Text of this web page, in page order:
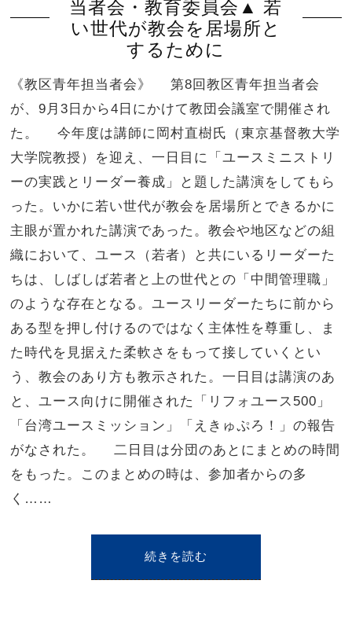
当者会・教育委員会▲ 若
い世代が教会を居場所と
するために
《教区青年担当者会》 第8回教区青年担当者会
が、9月3日から4日にかけて教団会議室で開催され
た。 今年度は講師に岡村直樹氏（東京基督教大学
大学院教授）を迎え、一日目に「ユースミニストリ
ーの実践とリーダー養成」と題した講演をしてもら
った。いかに若い世代が教会を居場所とできるかに
主眼が置かれた講演であった。教会や地区などの組
織において、ユース（若者）と共にいるリーダーた
ちは、しばしば若者と上の世代との「中間管理職」
のような存在となる。ユースリーダーたちに前から
ある型を押し付けるのではなく主体性を尊重し、ま
た時代を見据えた柔軟さをもって接していくとい
う、教会のあり方も教示された。一日目は講演のあ
と、ユース向けに開催された「リフォユース500」
「台湾ユースミッション」「えきゅぷろ！」の報告
がなされた。 二日目は分団のあとにまとめの時間
をもった。このまとめの時は、参加者からの多
く……
続きを読む